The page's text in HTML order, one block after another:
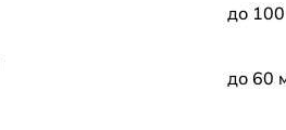
до
до 60